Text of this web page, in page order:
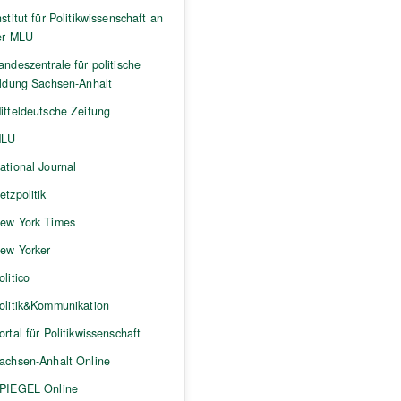
für Politikwissenschaft an
MLU
für politische
Sachsen-Anhalt
Zeitung
Journal
York Times
Yorker
für Politikwissenschaft
Anhalt Online
Online